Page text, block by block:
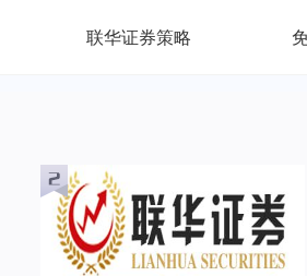
联华证券策略